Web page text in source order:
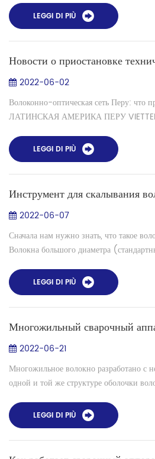
больше значимых прилож...
LEGGI DI PIÙ
2022-06-02
Волоконно-оптическая сеть Перу: что
ЛАТИНСКАЯ АМЕРИКА ПЕРУ
ОПТИЧЕСКИЕ СЕТИ PRONATEL RDNFO
TELECOMUNICACIONES ...
LEGGI DI PIÙ
2022-06-07
Сначала нам нужно знать, что такое
Волокна большого диаметра
как лазерные...
LEGGI DI PIÙ
2022-06-21
Многожильное волокно разработано с
одной и той же структуре оболочки
волокне несколько сигн...
LEGGI DI PIÙ